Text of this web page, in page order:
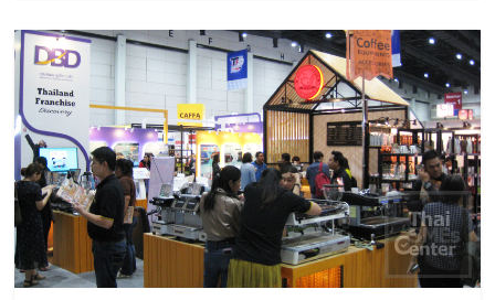
บ้าน
ลงทุน
น้อย
คืน
ทุน
ไว,
ที่
ปรึกษา
การ
ลงทุน